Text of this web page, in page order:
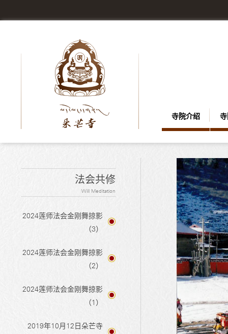
寺院介绍
法会共修
Will Meditation
2024莲师法会金刚舞掠影
（3）
2024莲师法会金刚舞掠影
（2）
2024莲师法会金刚舞掠影
（1）
2019年10月12日朵芒寺